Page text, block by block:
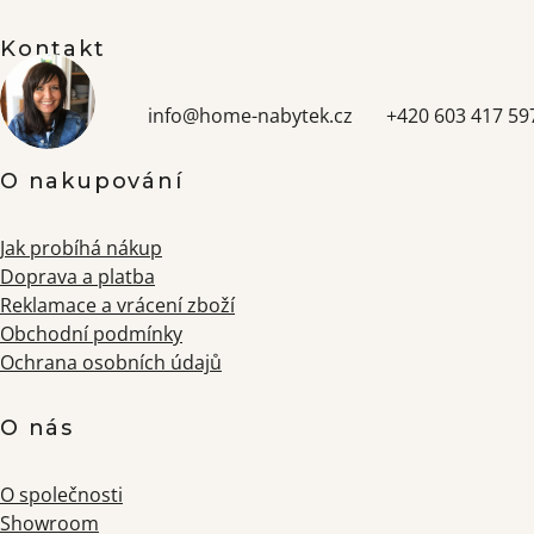
Kontakt
info@home-nabytek.cz +420 603 417
O nakupování
Jak probíhá nákup
Doprava a platba
Reklamace a vrácení zboží
Obchodní podmínky
Ochrana osobních údajů
O nás
O společnosti
Showroom